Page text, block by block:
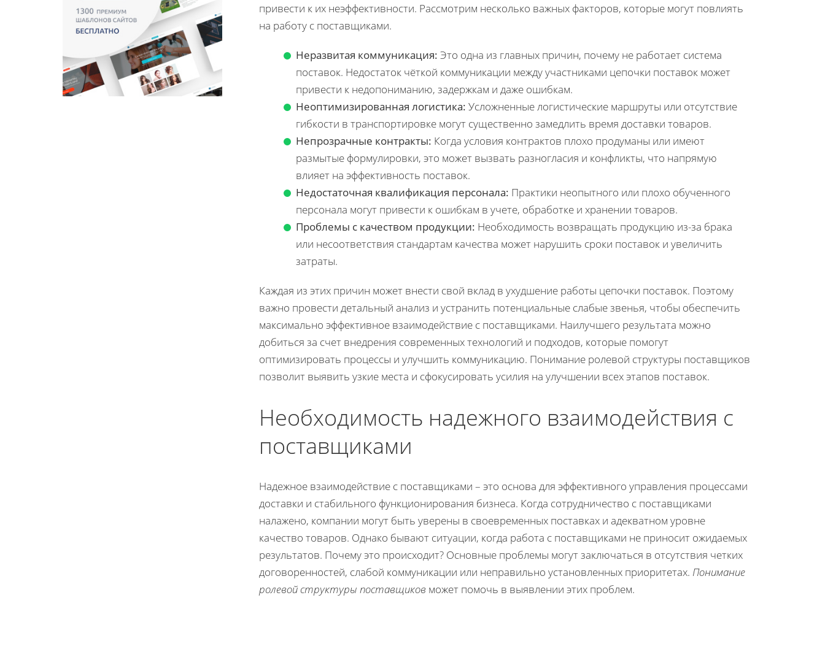
привести к их неэффективности. Рассмотрим несколько важных факторов, которые могут повлиять
на работу с поставщиками.
Неразвитая коммуникация: Это одна из главных причин, почему не работает система
поставок. Недостаток чёткой коммуникации между участниками цепочки поставок может
привести к недопониманию, задержкам и даже ошибкам.
Неоптимизированная логистика: Усложненные логистические маршруты или отсутствие
гибкости в транспортировке могут существенно замедлить время доставки товаров.
Непрозрачные контракты: Когда условия контрактов плохо продуманы или имеют
размытые формулировки, это может вызвать разногласия и конфликты, что напрямую
влияет на эффективность поставок.
Недостаточная квалификация персонала: Практики неопытного или плохо обученного
персонала могут привести к ошибкам в учете, обработке и хранении товаров.
Проблемы с качеством продукции: Необходимость возвращать продукцию из-за брака
или несоответствия стандартам качества может нарушить сроки поставок и увеличить
затраты.
Каждая из этих причин может внести свой вклад в ухудшение работы цепочки поставок. Поэтому
важно провести детальный анализ и устранить потенциальные слабые звенья, чтобы обеспечить
максимально эффективное взаимодействие с поставщиками. Наилучшего результата можно
добиться за счет внедрения современных технологий и подходов, которые помогут
оптимизировать процессы и улучшить коммуникацию. Понимание ролевой структуры поставщиков
позволит выявить узкие места и сфокусировать усилия на улучшении всех этапов поставок.
Необходимость надежного взаимодействия с
поставщиками
Надежное взаимодействие с поставщиками – это основа для эффективного управления процессами
доставки и стабильного функционирования бизнеса. Когда сотрудничество с поставщиками
налажено, компании могут быть уверены в своевременных поставках и адекватном уровне
качество товаров. Однако бывают ситуации, когда работа с поставщиками не приносит ожидаемых
результатов. Почему это происходит? Основные проблемы могут заключаться в отсутствия четких
договоренностей, слабой коммуникации или неправильно установленных приоритетах. Понимание
ролевой структуры поставщиков может помочь в выявлении этих проблем.